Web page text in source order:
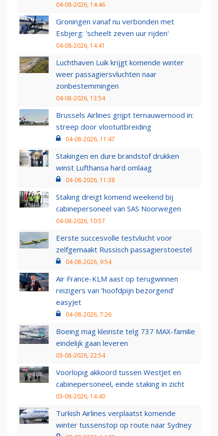
04-08-2026, 14:46
Groningen vanaf nu verbonden met
Esbjerg: 'scheelt zeven uur rijden'
04-08-2026, 14:41
Luchthaven Luik krijgt komende winter
weer passagiersvluchten naar
zonbestemmingen
04-08-2026, 13:54
Brussels Airlines grijpt ternauwernood in:
streep door vlootuitbreiding
04-08-2026, 11:47
Stakingen en dure brandstof drukken
winst Lufthansa hard omlaag
04-08-2026, 11:38
Staking dreigt komend weekend bij
cabinepersoneel van SAS Noorwegen
04-08-2026, 10:57
Eerste succesvolle testvlucht voor
zelfgemaakt Russisch passagierstoestel
04-08-2026, 9:54
Air France-KLM aast op terugwinnen
reizigers van ‘hoofdpijn bezorgend’
easyJet
04-08-2026, 7:26
Boeing mag kleinste telg 737 MAX-familie
eindelijk gaan leveren
03-08-2026, 22:54
Voorlopig akkoord tussen WestJet en
cabinepersoneel, einde staking in zicht
03-08-2026, 14:40
Turkish Airlines verplaatst komende
winter tussenstop op route naar Sydney